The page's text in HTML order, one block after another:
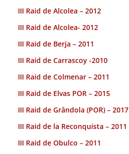
III Raid de Alcolea – 2012
III Raid de Alcolea- 2012
III Raid de Berja – 2011
III Raid de Carrascoy -2010
III Raid de Colmenar – 2011
III Raid de Elvas POR – 2015
III Raid de Grândola (POR) – 2017
III Raid de la Reconquista – 2011
III Raid de Obulco – 2011